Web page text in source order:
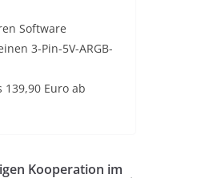
Software
3-Pin-5V-ARGB-
Euro ab
Kooperation im